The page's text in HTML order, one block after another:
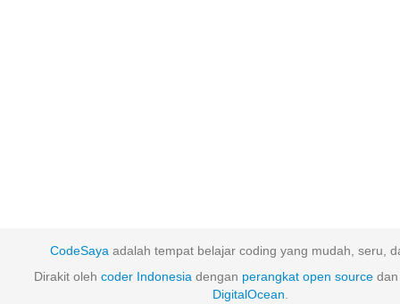
CodeSaya adalah tempat belajar coding yang mudah, seru,
Dirakit oleh coder Indonesia dengan perangkat open source
DigitalOcean